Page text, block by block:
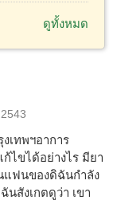
ดูทั้งหมด
เทพฯอาการ
ไขได้อย่างไร มียา
แฟนของดิฉันกำลัง
สังเกตดูว่า เขา